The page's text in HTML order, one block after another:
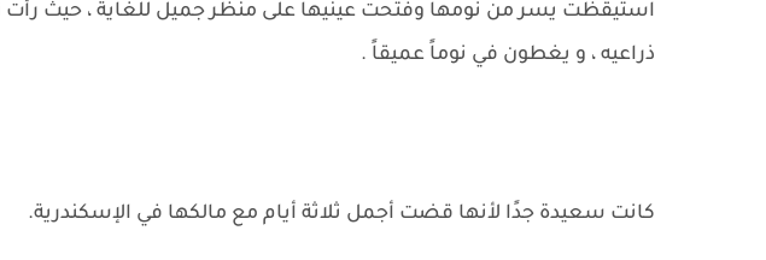
استيقظت يسر من نومها وفتحت عينيها على منظر جميل للغاية ، حيث
ذراعيه ، و يغطون في نوماً عميقاً .
كانت سعيدة جدًا لأنها قضت أجمل ثلاثة أيام مع مالكها في الإسكندرية.